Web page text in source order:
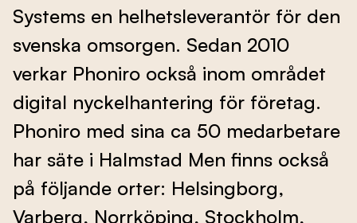
Nyheter
Evenemang
Om oss
Systems en helhetsleverantör för den
svenska omsorgen. Sedan 2010
verkar Phoniro också inom området
digital nyckelhantering för företag.
Phoniro med sina ca 50 medarbetare
har säte i Halmstad Men finns också
på följande orter: Helsingborg,
Varberg, Norrköping, Stockholm,